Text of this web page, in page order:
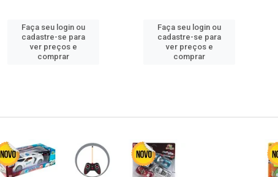
Faça seu login ou
cadastre-se para
ver preços e
comprar
Faça seu login ou
cadastre-se para
ver preços e
comprar